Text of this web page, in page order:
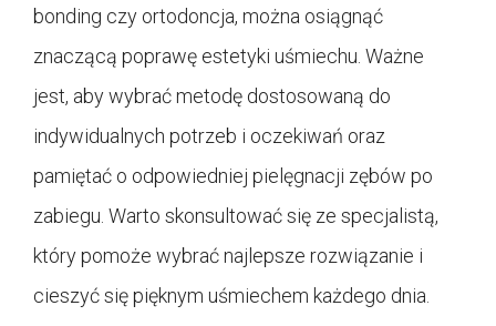
bonding czy ortodoncja, można osiągnąć
znaczącą poprawę estetyki uśmiechu. Ważne
jest, aby wybrać metodę dostosowaną do
indywidualnych potrzeb i oczekiwań oraz
pamiętać o odpowiedniej pielęgnacji zębów po
zabiegu. Warto skonsultować się ze specjalistą,
który pomoże wybrać najlepsze rozwiązanie i
cieszyć się pięknym uśmiechem każdego dnia.